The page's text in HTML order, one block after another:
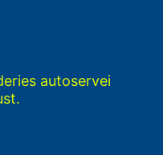
autoservei